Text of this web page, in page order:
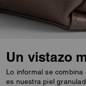
Un vistazo
Lo informal se combina
es nuestra piel